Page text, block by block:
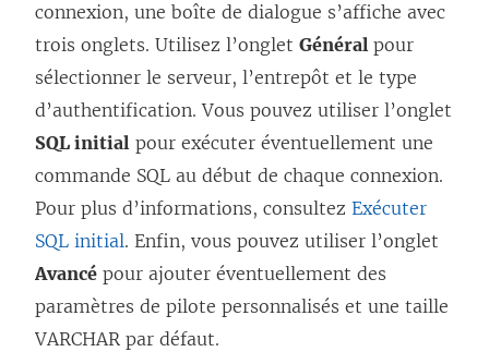
u
n
e
n
o
u
v
e
l
l
connexion, une boîte de dialogue s’affiche avec
trois onglets. Utilisez l’onglet Général pour
sélectionner le serveur, l’entrepôt et le type
d’authentification. Vous pouvez utiliser l’onglet
SQL initial pour exécuter éventuellement une
commande SQL au début de chaque connexion.
Pour plus d’informations, consultez Exécuter
SQL initial. Enfin, vous pouvez utiliser l’onglet
Avancé pour ajouter éventuellement des
paramètres de pilote personnalisés et une taille
VARCHAR par défaut.